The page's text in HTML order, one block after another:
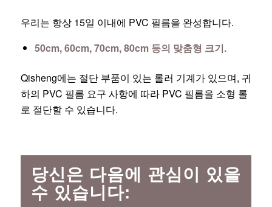
우리는 항상 15일 이내에 PVC 필름을 완성합니다.
50cm, 60cm, 70cm, 80cm 등의 맞춤형 크기.
Qisheng에는 절단 부품이 있는 롤러 기계가 있으며, 귀
하의 PVC 필름 요구 사항에 따라 PVC 필름을 소형 롤
로 절단할 수 있습니다.
당신은 다음에 관심이 있을
수 있습니다: